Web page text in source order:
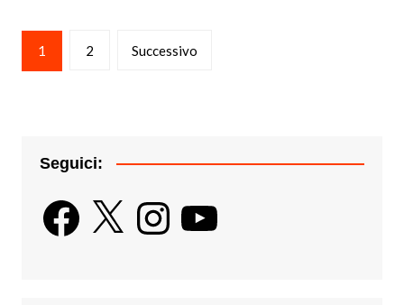
Paginazione
degli
1 2 Successivo
Seguici:
Facebook
X InstagramYouTube